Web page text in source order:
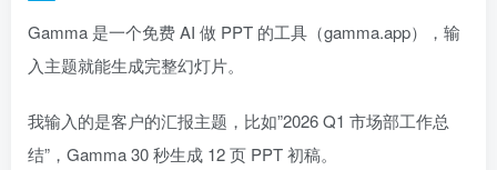
Gamma 是一个免费 AI 做 PPT 的工具（gamma.app），输
入主题就能生成完整幻灯片。
我输入的是客户的汇报主题，比如”2026 Q1 市场部工作总
结”，Gamma 30 秒生成 12 页 PPT 初稿。